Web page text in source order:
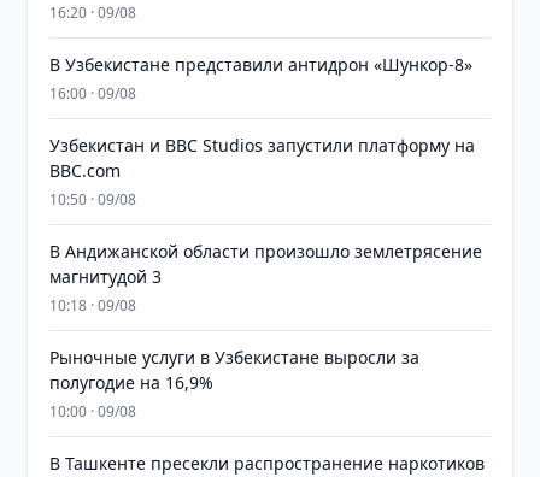
16:20 · 09/08
В Узбекистане представили антидрон «Шункор-8»
16:00 · 09/08
Узбекистан и BBC Studios запустили платформу на
BBC.com
10:50 · 09/08
В Андижанской области произошло землетрясение
магнитудой 3
10:18 · 09/08
Рыночные услуги в Узбекистане выросли за
полугодие на 16,9%
10:00 · 09/08
В Ташкенте пресекли распространение наркотиков